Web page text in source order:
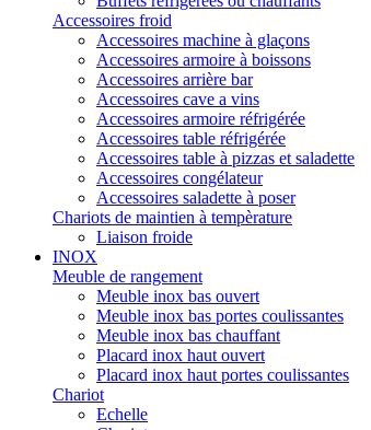
Accessoires froid
Accessoires machine à glaçons
Accessoires armoire à boissons
Accessoires arrière bar
Accessoires cave a vins
Accessoires armoire réfrigérée
Accessoires table réfrigérée
Accessoires table à pizzas et saladette
Accessoires congélateur
Accessoires saladette à poser
Chariots de maintien à tempèrature
Liaison froide
INOX
Meuble de rangement
Meuble inox bas ouvert
Meuble inox bas portes coulissantes
Meuble inox bas chauffant
Placard inox haut ouvert
Placard inox haut portes coulissantes
Chariot
Echelle